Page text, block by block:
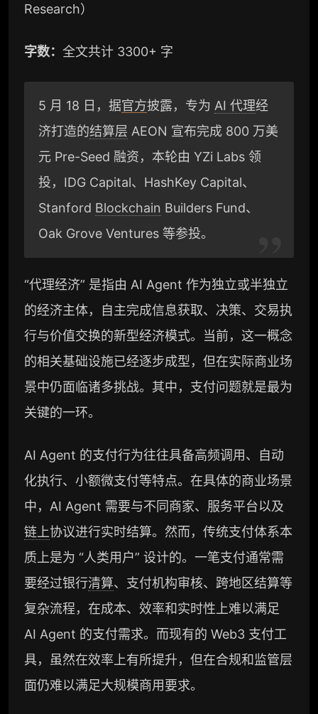
Research）
字数： 全文共计 3300+ 字
5 月 18 日，据官方披露，专为 AI 代理经
济打造的结算层 AEON 宣布完成 800 万美
元 Pre-Seed 融资，本轮由 YZi Labs 领
投，IDG Capital、HashKey Capital、
Stanford Blockchain Builders Fund、
Oak Grove Ventures 等参投。
“代理经济” 是指由 AI Agent 作为独立或半独立
的经济主体，自主完成信息获取、决策、交易执
行与价值交换的新型经济模式。当前，这一概念
的相关基础设施已经逐步成型，但在实际商业场
景中仍面临诸多挑战。其中，支付问题就是最为
关键的一环。
AI Agent 的支付行为往往具备高频调用、自动
化执行、小额微支付等特点。在具体的商业场景
中，AI Agent 需要与不同商家、服务平台以及
链上协议进行实时结算。然而，传统支付体系本
质上是为 “人类用户” 设计的。一笔支付通常需
要经过银行清算、支付机构审核、跨地区结算等
复杂流程，在成本、效率和实时性上难以满足
AI Agent 的支付需求。而现有的 Web3 支付工
具，虽然在效率上有所提升，但在合规和监管层
面仍难以满足大规模商用要求。